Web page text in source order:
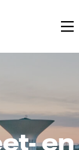
en